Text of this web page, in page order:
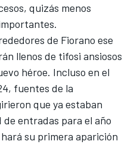
quizás menos
de Fiorano ese
llenos de tifosi ansiosos
héroe. Incluso en el
fuentes de la
que ya estaban
entradas para el año
su primera aparición